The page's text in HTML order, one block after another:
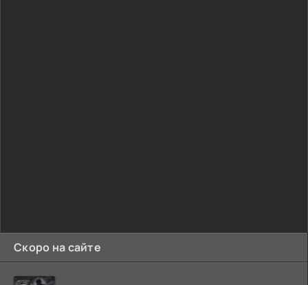
Скоро на сайте